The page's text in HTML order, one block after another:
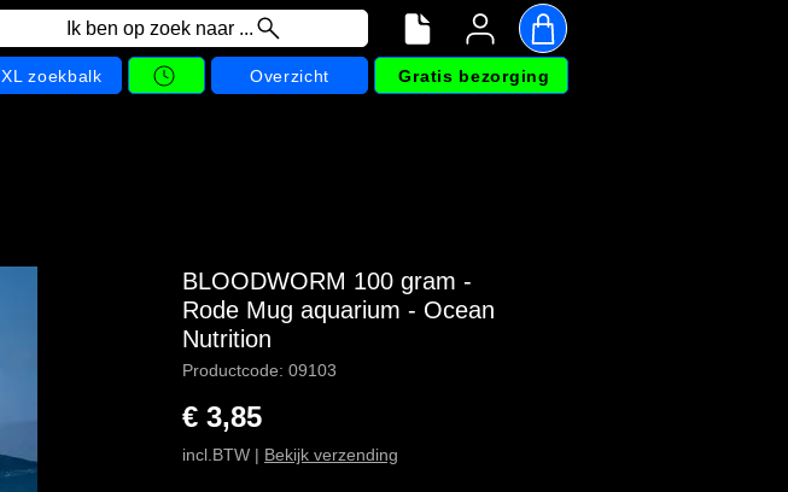
Ik ben op zoek naar ...
XL zoekbalk Overzicht Gratis bezorging
BLOODWORM 100 gram -
Rode Mug aquarium - Ocean
Nutrition
Productcode: 09103
€ 3,85Prijs
incl.BTW | Bekijk verzending